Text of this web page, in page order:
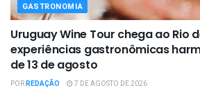
GASTRONOMIA
Uruguay Wine Tour chega ao Rio
experiências gastronômicas
de 13 de agosto
PORREDAÇÃO 7 DE AGOSTO DE 2026